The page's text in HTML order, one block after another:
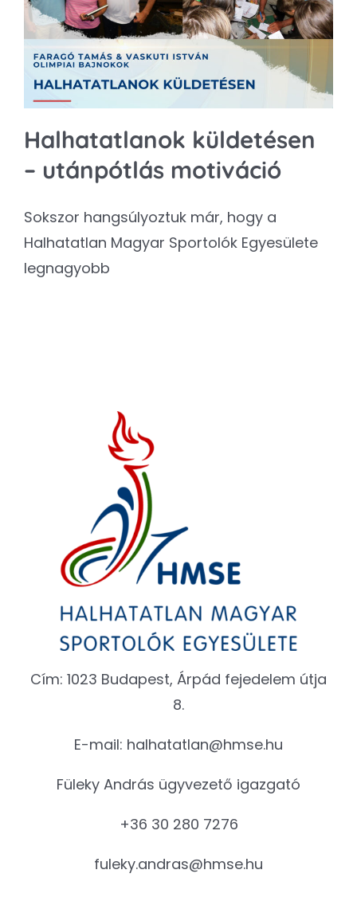
Kapcsolat
SEARCH
FOR:
Halhatatlanok küldetésen
– utánpótlás motiváció
Sokszor hangsúlyoztuk már, hogy a
Halhatatlan Magyar Sportolók Egyesülete
legnagyobb
Cím: 1023 Budapest, Árpád fejedelem útja
8.
E-mail: halhatatlan@hmse.hu
Füleky András ügyvezető igazgató
+36 30 280 7276
fuleky.andras@hmse.hu